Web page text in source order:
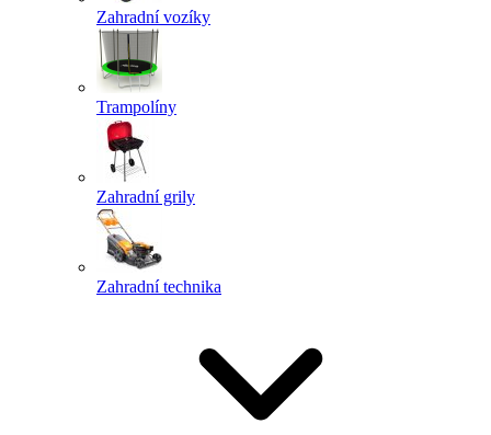
Zahradní vozíky
Trampolíny
Zahradní grily
Zahradní technika